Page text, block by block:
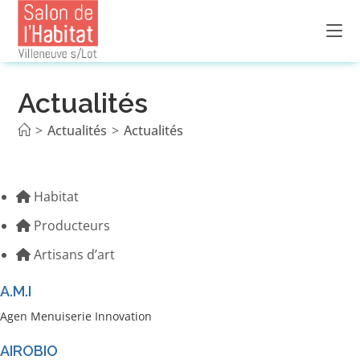
content
Actualités
> Actualités > Actualités
Habitat
Producteurs
Artisans d’art
A.M.I
Agen Menuiserie Innovation
AIROBIO